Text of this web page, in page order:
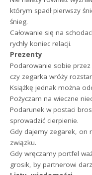
którym spadł pierwszy
śnieg.
Całowanie się na
rychły koniec relacji.
Prezenty
Podarowanie sobie
czy zegarka wróży
Książkę jednak można
Pożyczam na wieczne
Podarunek w postaci
sprowadzić cierpienie.
Gdy dajemy zegarek, on
związku.
Gdy wręczamy portfel
grosik, by partnerowi